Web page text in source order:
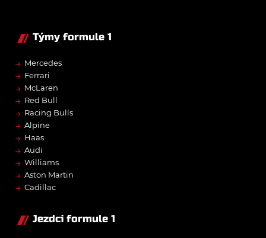
Týmy formule 1
→ Mercedes
→ Ferrari
→ McLaren
→ Red Bull
→ Racing Bulls
→ Alpine
→ Haas
→ Audi
→ Williams
→ Aston Martin
→ Cadillac
Jezdci formule 1